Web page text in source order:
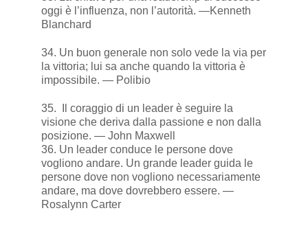
oggi è l’influenza, non l’autorità. —Kenneth
Blanchard
34. Un buon generale non solo vede la via per
la vittoria; lui sa anche quando la vittoria è
impossibile. — Polibio
35. Il coraggio di un leader è seguire la
visione che deriva dalla passione e non dalla
posizione. — John Maxwell
36. Un leader conduce le persone dove
vogliono andare. Un grande leader guida le
persone dove non vogliono necessariamente
andare, ma dove dovrebbero essere. —
Rosalynn Carter